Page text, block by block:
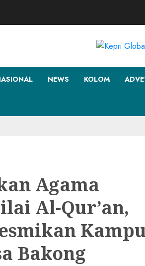
NEWS KOLOM
Agama
Al-Qur’an,
Bakong